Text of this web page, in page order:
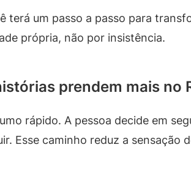
terá um passo a passo para
própria, não por insistência.
prendem mais no
rápido. A pessoa decide em
Esse caminho reduz a sensação